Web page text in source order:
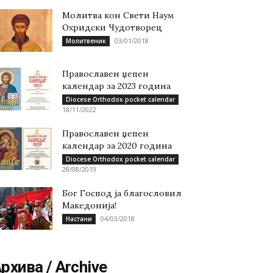
Молитва кон Свети Наум
Охридски Чудотворец
Молитвеник 03/01/2018
Православен џепен
календар за 2023 година
Diocese Orthodox pocket calendar
18/11/2022
Православен џепен
календар за 2020 година
Diocese Orthodox pocket calendar
28/08/2019
Бог Господ ја благословил
Македонија!
Настани 04/03/2018
/ Archive